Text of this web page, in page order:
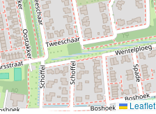
Leaflet